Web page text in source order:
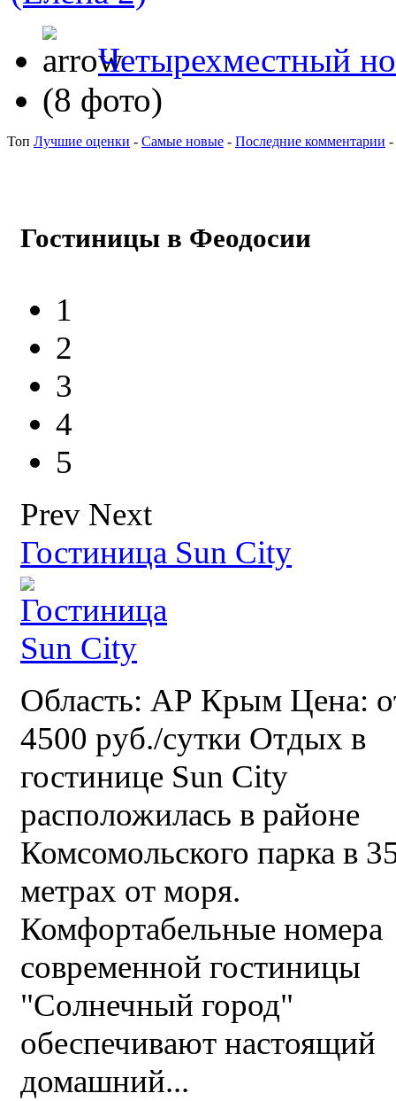
Четырехместный
(8 фото)
Топ Лучшие оценки - Самые новые - Последние комментарии -
Гостиницы в Феодосии
1
2
3
4
5
Prev Next
Гостиница Sun City
Область: АР Крым Цена:
4500 руб./сутки Отдых в
гостинице Sun City
расположилась в районе
Комсомольского парка в
метрах от моря.
Комфортабельные номера
современной гостиницы
"Солнечный город"
обеспечивают настоящий
домашний...